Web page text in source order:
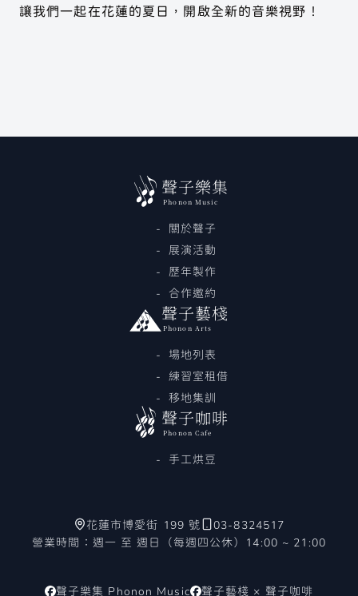
讓我們一起在花蓮的夏日，開啟全新的音樂視野！
聲子樂集
Phonon Music
關於聲子
展演活動
歷年製作
合作邀約
聲子藝棧
Phonon Arts
場地列表
練習室租借
移地集訓
聲子咖啡
Phonon Cafe
手工烘豆
花蓮市博愛街 199 號
03-8324517
營業時間：週一 至 週日（每週四公休）14:00 ~ 21:00
聲子樂集 Phonon Music 聲子藝棧 × 聲子咖啡